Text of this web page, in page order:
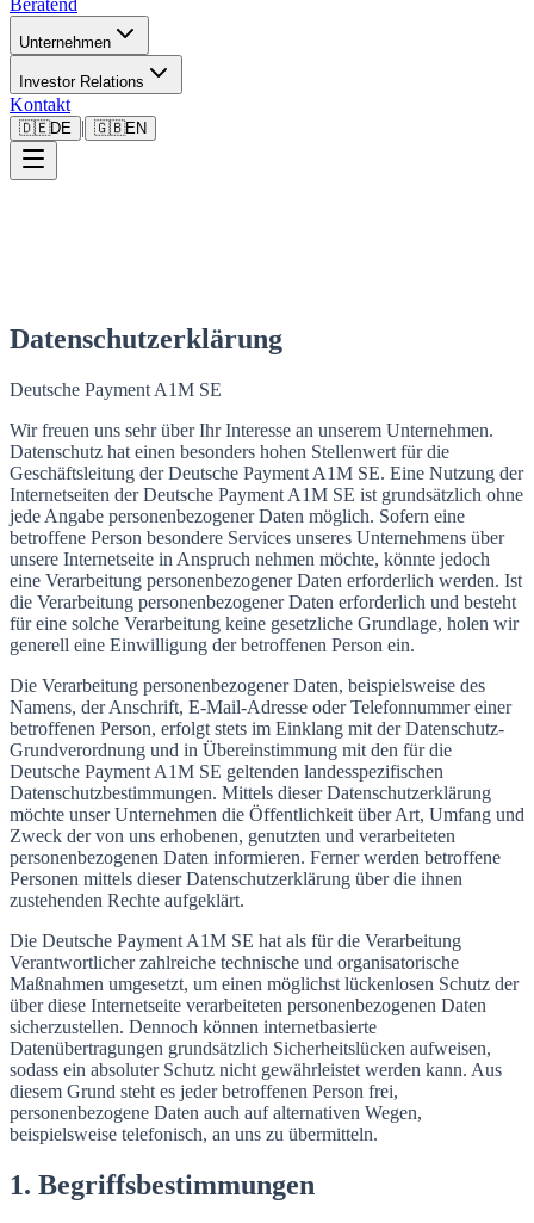
Beratend
Unternehmen
Investor Relations
Kontakt
🇩🇪DE | 🇬🇧EN
Datenschutzerklärung
Deutsche Payment A1M SE
Wir freuen uns sehr über Ihr Interesse an unserem Unternehmen.
Datenschutz hat einen besonders hohen Stellenwert für die
Geschäftsleitung der Deutsche Payment A1M SE. Eine Nutzung der
Internetseiten der Deutsche Payment A1M SE ist grundsätzlich ohne
jede Angabe personenbezogener Daten möglich. Sofern eine
betroffene Person besondere Services unseres Unternehmens über
unsere Internetseite in Anspruch nehmen möchte, könnte jedoch
eine Verarbeitung personenbezogener Daten erforderlich werden. Ist
die Verarbeitung personenbezogener Daten erforderlich und besteht
für eine solche Verarbeitung keine gesetzliche Grundlage, holen wir
generell eine Einwilligung der betroffenen Person ein.
Die Verarbeitung personenbezogener Daten, beispielsweise des
Namens, der Anschrift, E-Mail-Adresse oder Telefonnummer einer
betroffenen Person, erfolgt stets im Einklang mit der Datenschutz-
Grundverordnung und in Übereinstimmung mit den für die
Deutsche Payment A1M SE geltenden landesspezifischen
Datenschutzbestimmungen. Mittels dieser Datenschutzerklärung
möchte unser Unternehmen die Öffentlichkeit über Art, Umfang und
Zweck der von uns erhobenen, genutzten und verarbeiteten
personenbezogenen Daten informieren. Ferner werden betroffene
Personen mittels dieser Datenschutzerklärung über die ihnen
zustehenden Rechte aufgeklärt.
Die Deutsche Payment A1M SE hat als für die Verarbeitung
Verantwortlicher zahlreiche technische und organisatorische
Maßnahmen umgesetzt, um einen möglichst lückenlosen Schutz der
über diese Internetseite verarbeiteten personenbezogenen Daten
sicherzustellen. Dennoch können internetbasierte
Datenübertragungen grundsätzlich Sicherheitslücken aufweisen,
sodass ein absoluter Schutz nicht gewährleistet werden kann. Aus
diesem Grund steht es jeder betroffenen Person frei,
personenbezogene Daten auch auf alternativen Wegen,
beispielsweise telefonisch, an uns zu übermitteln.
1. Begriffsbestimmungen